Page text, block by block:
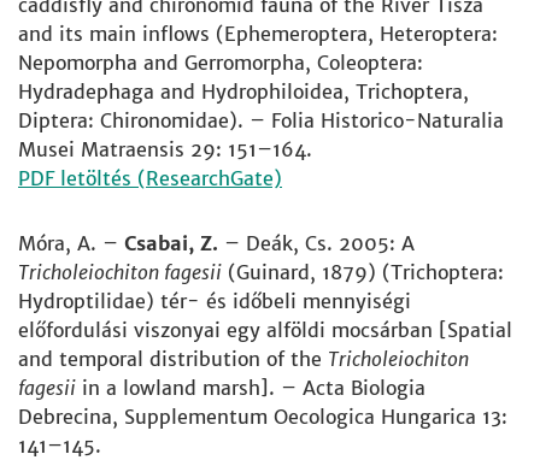
caddisfly and chironomid fauna of the River Tisza
and its main inflows (Ephemeroptera, Heteroptera:
Nepomorpha and Gerromorpha, Coleoptera:
Hydradephaga and Hydrophiloidea, Trichoptera,
Diptera: Chironomidae). – Folia Historico-Naturalia
Musei Matraensis 29: 151–164.
PDF letöltés (ResearchGate)
Móra, A. – Csabai, Z. – Deák, Cs. 2005: A
Tricholeiochiton fagesii (Guinard, 1879) (Trichoptera:
Hydroptilidae) tér- és időbeli mennyiségi
előfordulási viszonyai egy alföldi mocsárban [Spatial
and temporal distribution of the Tricholeiochiton
fagesii in a lowland marsh]. – Acta Biologia
Debrecina, Supplementum Oecologica Hungarica 13:
141–145.